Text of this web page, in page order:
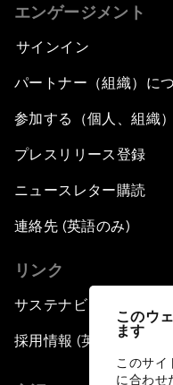
このウ
ます
このサイ
に合わせ
エンゲージメント
サインイン
パートナー（組織）に
参加する（個人、組織）
プレスリリース登録
ニュースレター購読
連絡先 (英語のみ)
リンク
サステナビリティへの取
採用情報 (英語のみ)